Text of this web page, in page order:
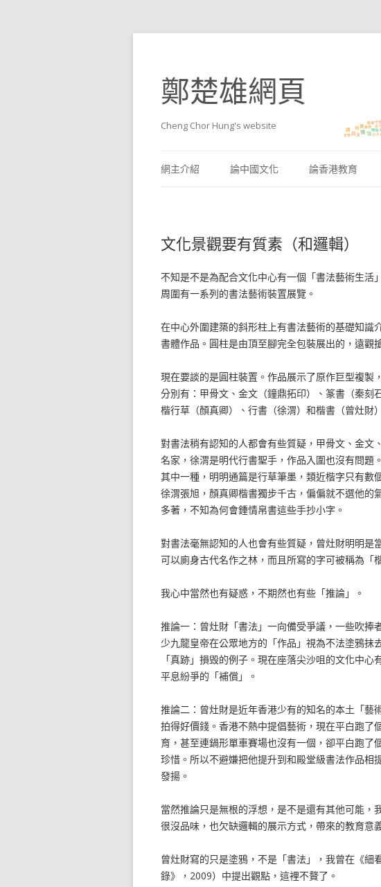
鄭楚雄網頁
Cheng Chor Hung's website
網主介紹
論中國文化 論香港教育
文化景觀要有質素（和邏輯）
不知是不是為配合文化中心有一個「書法藝術生活
周圍有一系列的書法藝術裝置展覽。
在中心外圍建築的斜形柱上有書法藝術的基礎知識
書體作品。圓柱是由頂至腳完全包裝展出的，遠觀
現在要談的是圓柱裝置。作品展示了原作巨型複製
分別有：甲骨文、金文（鐘鼎拓印）、篆書（秦刻
楷行草（顏真卿）、行書（徐渭）和楷書（曾灶財
對書法稍有認知的人都會有些質疑，甲骨文、金文
名家，徐渭是明代行書聖手，作品入圍也沒有問題
其中一種，明明通篇是行草筆墨，類近楷字只有數
徐渭張旭，顏真卿楷書獨步千古，偏偏就不選他的
多著，不知為何會鍾情帛書這些手抄小字。
對書法毫無認知的人也會有些質疑，曾灶財明明是
可以廁身古代名作之林，而且所寫的字可被稱為「
我心中當然也有疑惑，不期然也有些「推論」。
推論一：曾灶財「書法」一向備受爭議，一些吹捧
少九龍皇帝在公眾地方的「作品」視為不法塗鴉抹
「真跡」損毁的例子。現在座落尖沙咀的文化中
平息紛爭的「補償」。
推論二：曾灶財是近年香港少有的知名的本土「藝
拍得好價錢。香港不熱中提倡藝術，現在平白跑
育，甚至連鍋形單車賽場也沒有一個，卻平白跑
珍惜。所以不避嫌把他提升到和殿堂級書法作品相
發揚。
當然推論只是無根的浮想，是不是還有其他可能，
很沒品味，也欠缺邏輯的展示方式，帶來的教育意
曾灶財寫的只是塗鴉，不是「書法」，我曾在《細
錄》，2009）中提出觀點，這裡不贅了。